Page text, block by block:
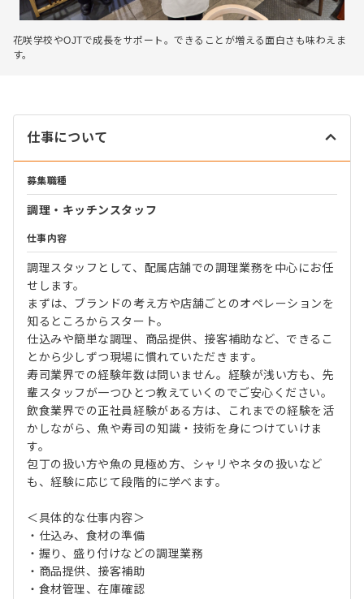
花咲学校やOJTで成長をサポート。できることが増える面白さも味わえま
す。
仕事について
募集職種
調理・キッチンスタッフ
仕事内容
調理スタッフとして、配属店舗での調理業務を中心にお任
せします。
まずは、ブランドの考え方や店舗ごとのオペレーションを
知るところからスタート。
仕込みや簡単な調理、商品提供、接客補助など、できるこ
とから少しずつ現場に慣れていただきます。
寿司業界での経験年数は問いません。経験が浅い方も、先
輩スタッフが一つひとつ教えていくのでご安心ください。
飲食業界での正社員経験がある方は、これまでの経験を活
かしながら、魚や寿司の知識・技術を身につけていけま
す。
包丁の扱い方や魚の見極め方、シャリやネタの扱いなど
も、経験に応じて段階的に学べます。
＜具体的な仕事内容＞
・仕込み、食材の準備
・握り、盛り付けなどの調理業務
・商品提供、接客補助
・食材管理、在庫確認